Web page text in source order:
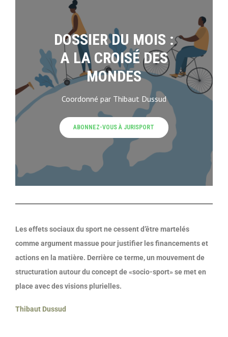
Les effets sociaux du sport ne cessent d’être martelés
comme argument massue pour justifier les financementset
actions en la matière. Derrière ce terme, un mouvementde
structuration autour du concept de «socio-sport» se met en
placeavec des visions plurielles.
Thibaut Dussud